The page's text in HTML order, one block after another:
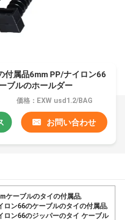
付属品6mm PP/ナイロン66
ブルのホールダー
価格：EXW usd1.2/BAG
お問い合わせ
ケーブルのタイの付属品,
ロン66のケーブルのタイの付属品,
ロン66のジッパーのタイ ケーブル